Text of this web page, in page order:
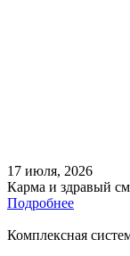
17 июля, 2026
Карма и здравый
Подробнее
Комплексная